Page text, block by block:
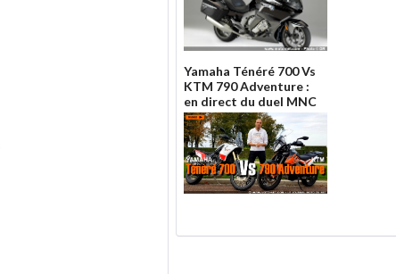
Yamaha Ténéré 700 Vs
KTM 790 Adventure :
en direct du duel MNC